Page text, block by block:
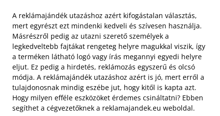
A reklámajándék utazáshoz azért kifogástalan választás,
mert egyrészt ezt mindenki kedveli és szívesen használja.
Másrészről pedig az utazni szerető személyek a
legkedveltebb fajtákat rengeteg helyre magukkal viszik, így
a terméken látható logó vagy írás megannyi egyedi helyre
eljut. Ez pedig a hirdetés, reklámozás egyszerű és olcsó
módja. A reklámajándék utazáshoz azért is jó, mert erről a
tulajdonosnak mindig eszébe jut, hogy kitől is kapta azt.
Hogy milyen efféle eszközöket érdemes csináltatni? Ebben
segíthet a cégvezetőknek a reklamajandek.eu weboldal.